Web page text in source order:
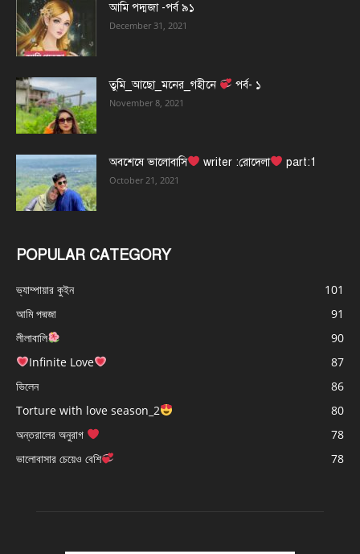
আমি পদ্মজা -পর্ব ৯১
December 31, 2021
তুমি_আছো_মনের_গহীনে পর্ব- ১
November 8, 2021
অবশেষে ভালোবাসি writer :রোদেলা part:1
October 21, 2021
POPULAR CATEGORY
ভ্যাম্পায়ার কুইন
101
আমি পদ্মজা
91
লীলাবালি
90
Infinite Love
87
ভিলেন
86
Torture with love season_2
80
অন্তরালের অনুরাগ
78
ভালোবাসার চেয়েও বেশি
78